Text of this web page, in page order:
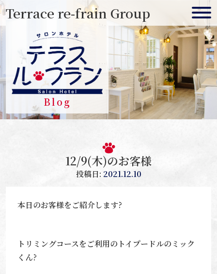
Skip
content
Terrace re-frain Group
Blog
12/9(木)のお客様
投稿日: 2021.12.10
本日のお客様をご紹介します?
トリミングコースをご利用のトイプードルのミック
くん?